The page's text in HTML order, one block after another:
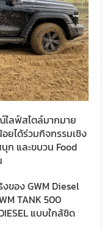
ไลฟ์สไตล์มากมาย
ยได้ร่วมกิจกรรมเชิง
ก และขบวน Food
ของ GWM Diesel
TANK 500
แบบใกล้ชิด